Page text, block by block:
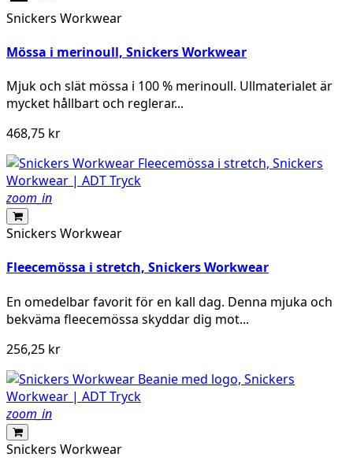
melerad
Snickers Workwear
Mössa i merinoull, Snickers Workwear
Mjuk och slät mössa i 100 % merinoull. Ullmaterialet är
mycket hållbart och reglerar...
468,75 kr
zoom_in
Snickers Workwear
Fleecemössa i stretch, Snickers Workwear
En omedelbar favorit för en kall dag. Denna mjuka och
bekväma fleecemössa skyddar dig mot...
256,25 kr
zoom_in
Snickers Workwear